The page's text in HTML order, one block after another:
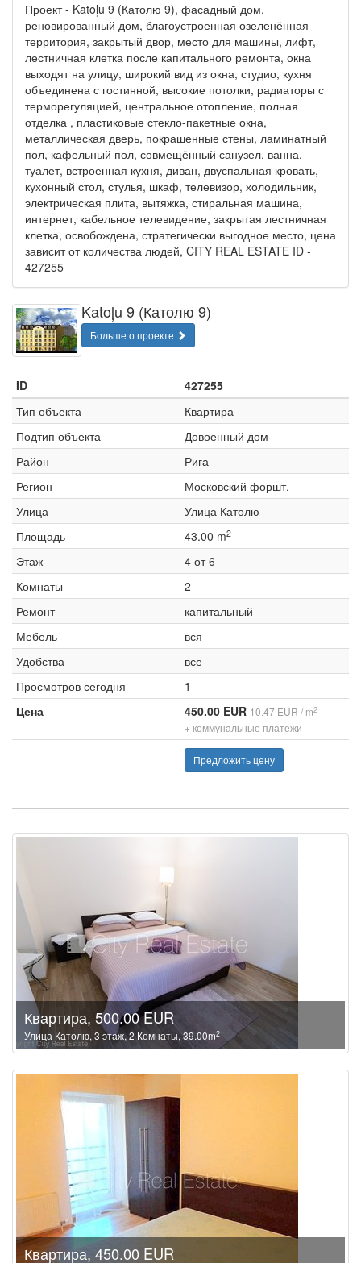
Проект - Katoļu 9 (Католю 9), фасадный дом,
реновированный дом, благоустроенная озеленённая
территория, закрытый двор, место для машины, лифт,
лестничная клетка после капитального ремонта, окна
выходят на улицу, широкий вид из окна, студио, кухня
объединена с гостинной, высокие потолки, радиаторы с
терморегуляцией, центральное отопление, полная
отделка , пластиковые стекло-пакетные окна,
металлическая дверь, покрашенные стены, ламинатный
пол, кафельный пол, совмещённый санузел, ванна,
туалет, встроенная кухня, диван, двуспальная кровать,
кухонный стол, стулья, шкаф, телевизор, холодильник,
электрическая плита, вытяжка, стиральная машина,
интернет, кабельное телевидение, закрытая лестничная
клетка, освобождена, стратегически выгодное место, цена
зависит от количества людей, CITY REAL ESTATE ID -
427255
Katoļu 9 (Католю 9)
Больше о проекте
ID
427255
Тип объекта
Квартира
Подтип объекта
Довоенный дом
Район
Рига
Регион
Московский форшт.
Улица
Улица Католю
Площадь
43.00 m2
Этаж
4 от 6
Комнаты
2
Ремонт
капитальный
Мебель
вся
Удобства
все
Просмотров сегодня
1
Цена
450.00 EUR 10.47 EUR / m2
+ коммунальные платежи
Предложить цену
Квартира, 500.00 EUR
Улица Католю, 3 этаж, 2 Комнаты, 39.00m2
Квартира, 450.00 EUR